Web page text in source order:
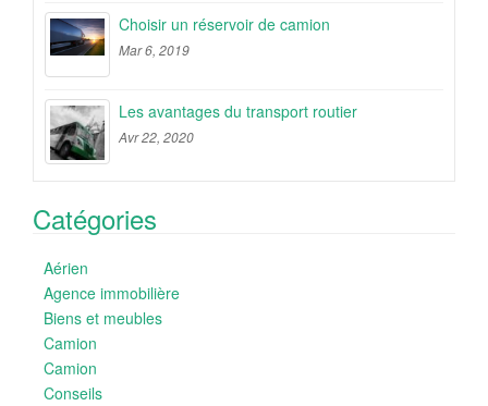
Choisir un réservoir de camion
Mar 6, 2019
Les avantages du transport routier
Avr 22, 2020
Catégories
Aérien
Agence immobilière
Biens et meubles
Camion
Camion
Conseils